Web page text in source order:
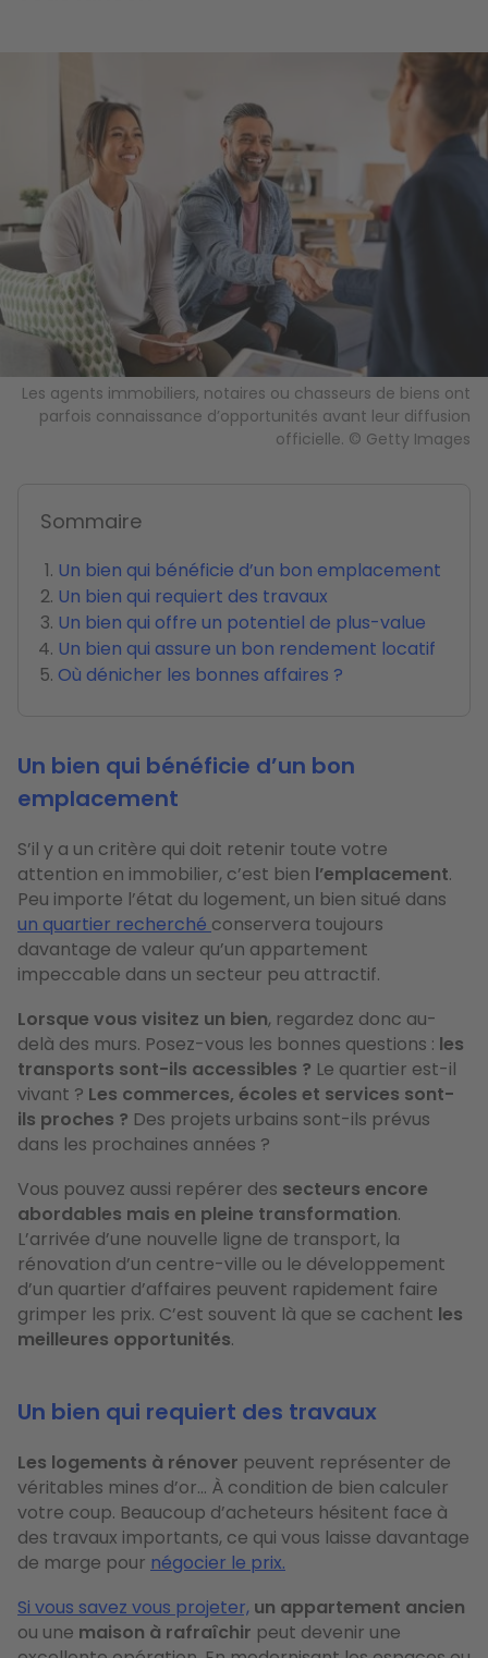
Les agents immobiliers, notaires ou chasseurs de biens ont
parfois connaissance d’opportunités avant leur diffusion
officielle. © Getty Images
Sommaire
Un bien qui bénéficie d’un bon emplacement
Un bien qui requiert des travaux
Un bien qui offre un potentiel de plus-value
Un bien qui assure un bon rendement locatif
Où dénicher les bonnes affaires ?
Un bien qui bénéficie d’un bon
emplacement
S’il y a un critère qui doit retenir toute votre
attention en immobilier, c’est bien l’emplacement.
Peu importe l’état du logement, un bien situé dans
un quartier recherché conservera toujours
davantage de valeur qu’un appartement
impeccable dans un secteur peu attractif.
Lorsque vous visitez un bien, regardez donc au-
delà des murs. Posez-vous les bonnes questions : les
transports sont-ils accessibles ? Le quartier est-il
vivant ? Les commerces, écoles et services sont-
ils proches ? Des projets urbains sont-ils prévus
dans les prochaines années ?
Vous pouvez aussi repérer des secteurs encore
abordables mais en pleine transformation.
L’arrivée d’une nouvelle ligne de transport, la
rénovation d’un centre-ville ou le développement
d’un quartier d’affaires peuvent rapidement faire
grimper les prix. C’est souvent là que se cachent les
meilleures opportunités.
Un bien qui requiert des travaux
Les logements à rénover peuvent représenter de
véritables mines d’or… À condition de bien calculer
votre coup. Beaucoup d’acheteurs hésitent face à
des travaux importants, ce qui vous laisse davantage
de marge pour négocier le prix.
Si vous savez vous projeter, un appartement ancien
ou une maison à rafraîchir peut devenir une